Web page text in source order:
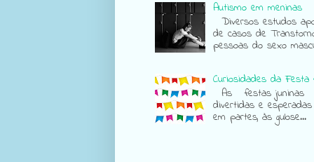
Autismo em meninas
Diversos estudos
de casos de
pessoas do sexo
Curiosidades da Festa
As festas juninas
divertidas e
em partes, às gulose...